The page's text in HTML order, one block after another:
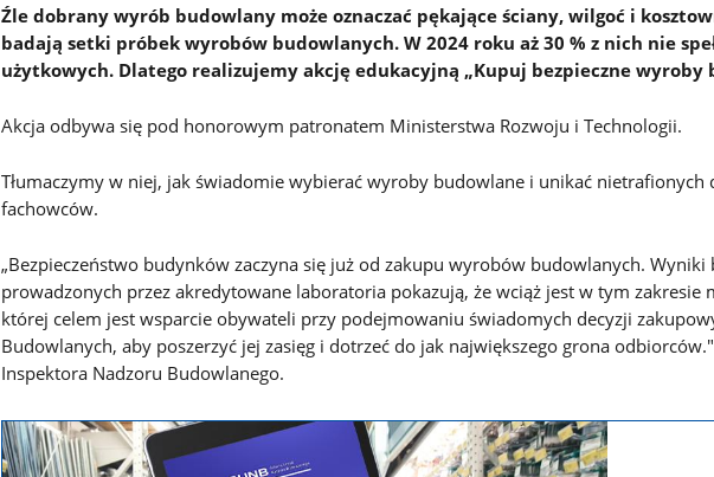
Wprowadzenie
do
akcji
Źle dobrany wyrób budowlany może oznaczać pękające ściany, wilgoć i
badają setki próbek wyrobów budowlanych. W 2024 roku aż 30 % z nich nie
użytkowych. Dlatego realizujemy akcję edukacyjną „Kupuj bezpieczne wyroby
Akcja odbywa się pod honorowym patronatem Ministerstwa Rozwoju i Technologii.
Tłumaczymy w niej, jak świadomie wybierać wyroby budowlane i unikać
fachowców.
„Bezpieczeństwo budynków zaczyna się już od zakupu wyrobów budowlanych.
prowadzonych przez akredytowane laboratoria pokazują, że wciąż jest w tym
której celem jest wsparcie obywateli przy podejmowaniu świadomych decyzji
Budowlanych, aby poszerzyć jej zasięg i dotrzeć do jak największego grona
Inspektora Nadzoru Budowlanego.